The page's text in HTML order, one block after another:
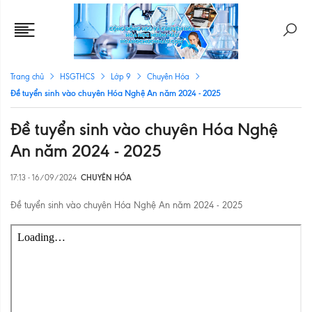
Trang chủ HSGTHCS Lớp 9 Chuyên Hóa
Đề tuyển sinh vào chuyên Hóa Nghệ An năm 2024 - 2025
Đề tuyển sinh vào chuyên Hóa Nghệ
An năm 2024 - 2025
17:13 - 16/09/2024 CHUYÊN HÓA
Đề tuyển sinh vào chuyên Hóa Nghệ An năm 2024 - 2025